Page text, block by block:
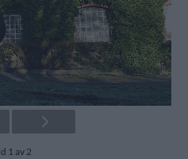
1 av 2